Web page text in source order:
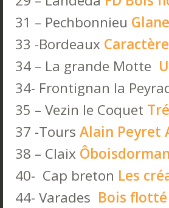
31 – Pechbonnieu
33 -Bordeaux
34 – La grande Motte
34- Frontignan la
35 – Vezin le Coquet
37 -Tours Alain Peyret
38 – Claix
40- Cap breton Les
44- Varades Bois